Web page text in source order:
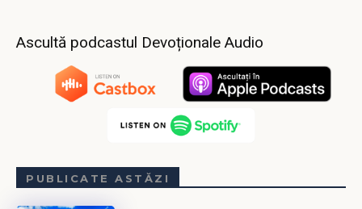
Ascultă podcastul Devoționale Audio
PUBLICATE ASTĂZI